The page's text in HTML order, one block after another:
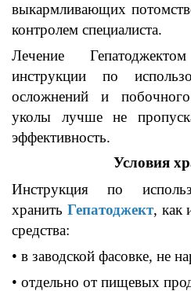
выкармливающих
контролем специалиста.
Лечение
инструкции по
осложнений и побочного
уколы лучше не
эффективность.
Условия
Инструкция по
хранить Гепатоджект, как
средства:
• в заводской фасовке, не
• отдельно от пищевых